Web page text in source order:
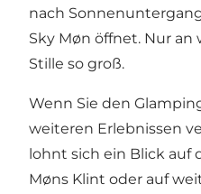
nach
Sky Møn öffnet. Nur
Stille so groß.
Wenn Sie den
weiteren Erlebnissen
lohnt sich ein Blick auf
Møns Klint oder auf